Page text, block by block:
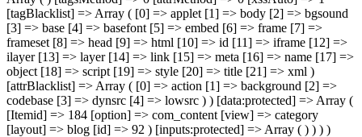
[tagBlacklist] => Array ( [0] => applet [1] => body [2] => bgsound
[3] => base [4] => basefont [5] => embed [6] => frame [7] =>
frameset [8] => head [9] => html [10] => id [11] => iframe [12] =>
ilayer [13] => layer [14] => link [15] => meta [16] => name [17] =>
object [18] => script [19] => style [20] => title [21] => xml )
[attrBlacklist] => Array ( [0] => action [1] => background [2] =>
codebase [3] => dynsrc [4] => lowsrc ) ) [data:protected] => Array (
[Itemid] => 184 [option] => com_content [view] => category
[layout] => blog [id] => 92 ) [inputs:protected] => Array ( ) ) ) )